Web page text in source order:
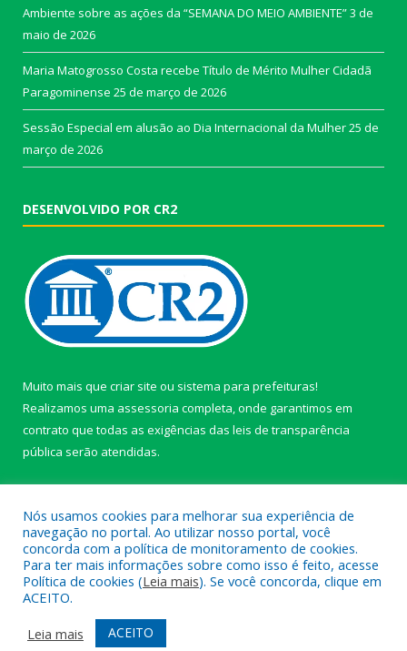
Ambiente sobre as ações da “SEMANA DO MEIO AMBIENTE”3 de
maio de 2026
Maria Matogrosso Costa recebe Título de Mérito Mulher Cidadã
Paragominense 25 de março de 2026
Sessão Especial em alusão ao Dia Internacional da Mulher25 de
março de 2026
DESENVOLVIDO POR CR2
Muito mais que criar site ou sistema para prefeituras!
Realizamos uma assessoria completa, onde garantimos em
contrato que todas as exigências das leis de transparência
pública serão atendidas.
Todos os direitos reservados a câmara de Paragominas.
Mapa do Site
Acessar Área Administrativa
Nós usamos cookies para melhorar sua experiência de
navegação no portal. Ao utilizar nosso portal, você
concorda com a política de monitoramento de cookies.
Para ter mais informações sobre como isso é feito, acesse
Política de cookies (Leia mais). Se você concorda, clique em
ACEITO.
Leia mais
ACEITO